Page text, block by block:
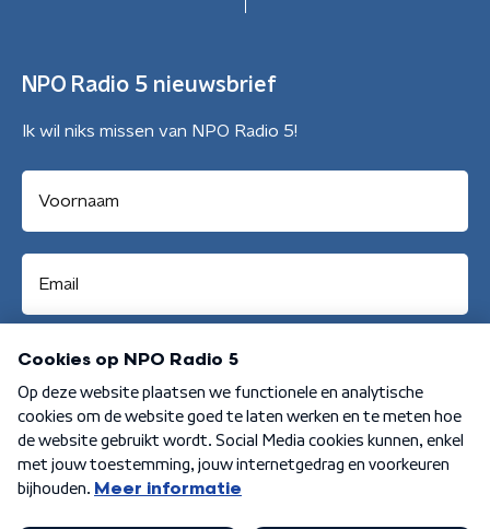
NPO Radio 5 nieuwsbrief
Ik wil niks missen van NPO Radio 5!
Aanmelden
Algemene voorwaarden